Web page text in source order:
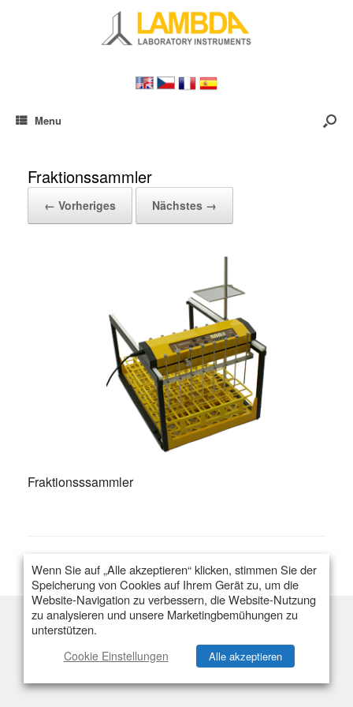
Menu
Fraktionssammler
← Vorheriges Nächstes →
Fraktionsssammler
Kapazität & Behälter Preis & Angebot
Wenn Sie auf „Alle akzeptieren“ klicken, stimmen Sie der
Speicherung von Cookies auf Ihrem Gerät zu, um die
Website-Navigation zu verbessern, die Website-Nutzung
zu analysieren und unsere Marketingbemühungen zu
unterstützen.
Cookie Einstellungen Alle akzeptieren